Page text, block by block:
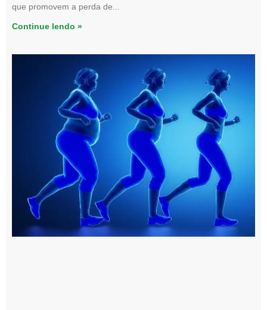
que promovem a perda de
Continue lendo »